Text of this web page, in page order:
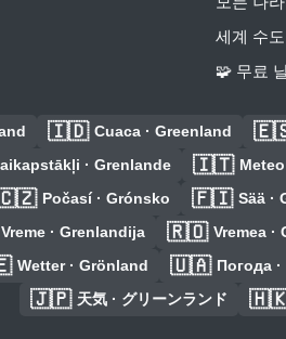
세계 수도
🧩 무료
🇮🇩 Cuaca · Greenland
· Grenlande 🇮🇹
Počasí · Grónsko 🇫🇮 Sää ·
Vreme · Grenlandija 🇷🇴 Vremea ·
Wetter · Grönland 🇺🇦 Погода ·
🇯🇵 天気 · グリーンランド